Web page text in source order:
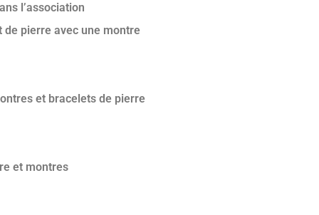
l’association
pierre avec une montre
et bracelets de pierre
et montres